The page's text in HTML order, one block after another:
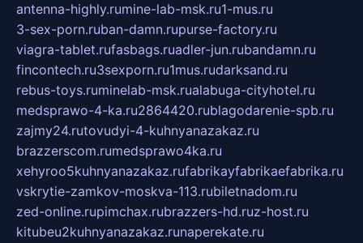
antenna-highly.rumine-lab-msk.ru1-mus.ru
3-sex-porn.ruban-damn.rupurse-factory.ru
viagra-tablet.rufasbags.ruadler-jun.rubandamn.ru
fincontech.ru3sexporn.ru1mus.rudarksand.ru
rebus-toys.ruminelab-msk.rualabuga-cityhotel.ru
medsprawo-4-ka.ru2864420.rublagodarenie-spb.ru
zajmy24.rutovudyi-4-kuhnyanazakaz.ru
brazzerscom.rumedsprawo4ka.ru
xehyroo5kuhnyanazakaz.rufabrikayfabrikaefabrika.ru
vskrytie-zamkov-moskva-113.rubiletnadom.ru
zed-online.rupimchax.rubrazzers-hd.ruz-host.ru
kitubeu2kuhnyanazakaz.runaperekate.ru